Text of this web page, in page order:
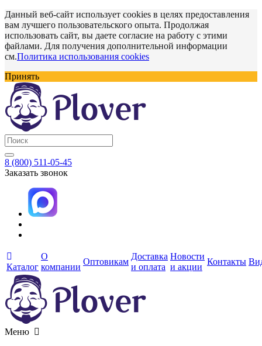
Данный веб-сайт использует cookies в целях предоставления
вам лучшего пользовательского опыта. Продолжая
использовать сайт, вы даете согласие на работу с этими
файлами. Для получения дополнительной информации
см.Политика использования cookies
Принять
8 (800) 511-05-45
Заказать звонок
Каталог
О
компании
Оптовикам
Доставка
и оплата
Новости
и акции
Контакты
Меню